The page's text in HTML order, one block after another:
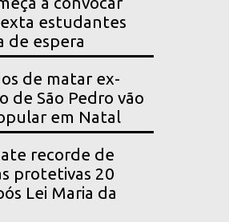
estudantes
de espera
de matar ex-
de São Pedro vão
em Natal
recorde de
protetivas 20
Lei Maria da